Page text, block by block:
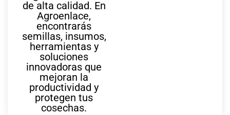
de alta calidad. En
Agroenlace,
encontrarás
semillas, insumos,
herramientas y
soluciones
innovadoras que
mejoran la
productividad y
protegen tus
cosechas.
También te puede interesar